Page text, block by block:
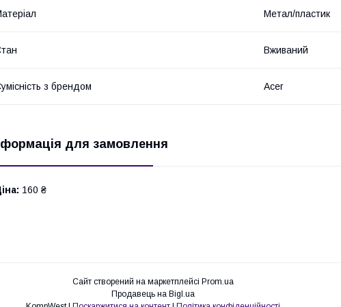
Метал/пластик
Вживаний
з брендом Acer
для замовлення
160 ₴
Сайт створений на маркетплейсі Prom.ua
Продавець на Bigl.ua